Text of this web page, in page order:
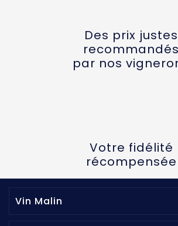
Des prix justes
recommandés
par nos
Votre fidélité
récompensée
Vin Malin